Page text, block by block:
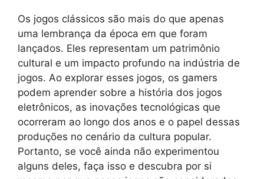
Os jogos clássicos são mais do que apenas
uma lembrança da época em que foram
lançados. Eles representam um patrimônio
cultural e um impacto profundo na indústria de
jogos. Ao explorar esses jogos, os gamers
podem aprender sobre a história dos jogos
eletrônicos, as inovações tecnológicas que
ocorreram ao longo dos anos e o papel dessas
produções no cenário da cultura popular.
Portanto, se você ainda não experimentou
alguns deles, faça isso e descubra por si